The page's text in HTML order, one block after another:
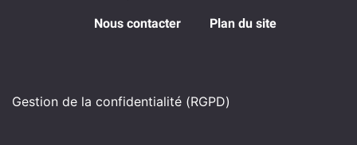
Nous contacter Plan du site
Gestion de la confidentialité (RGPD)